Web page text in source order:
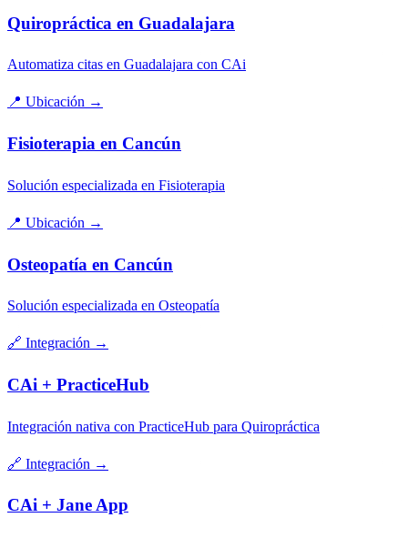
Quiropráctica en Guadalajara
Automatiza citas en Guadalajara con CAi
📍 Ubicación →
Fisioterapia en Cancún
Solución especializada en Fisioterapia
📍 Ubicación →
Osteopatía en Cancún
Solución especializada en Osteopatía
🔗 Integración →
CAi + PracticeHub
Integración nativa con PracticeHub para Quiropráctica
🔗 Integración →
CAi + Jane App